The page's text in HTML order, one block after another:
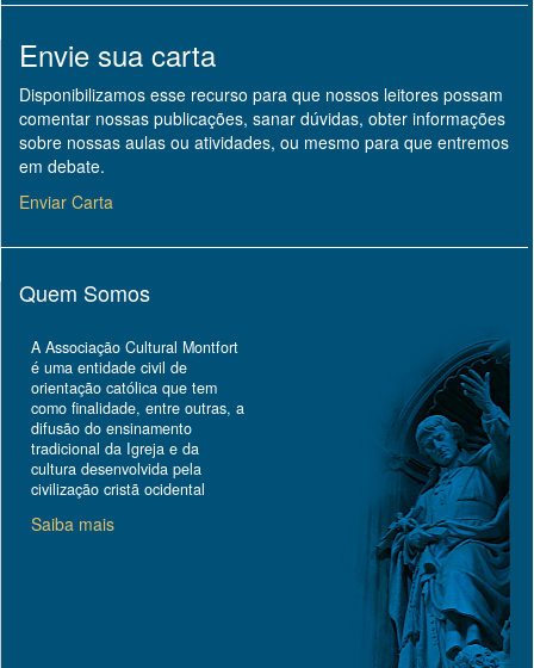
Envie sua carta
Disponibilizamos esse recurso para que nossos leitores possam
comentar nossas publicações, sanar dúvidas, obter informações
sobre nossas aulas ou atividades, ou mesmo para que entremos
em debate.
Enviar Carta
Quem Somos
A Associação Cultural Montfort
é uma entidade civil de
orientação católica que tem
como finalidade, entre outras, a
difusão do ensinamento
tradicional da Igreja e da
cultura desenvolvida pela
civilização cristã ocidental
Saiba mais